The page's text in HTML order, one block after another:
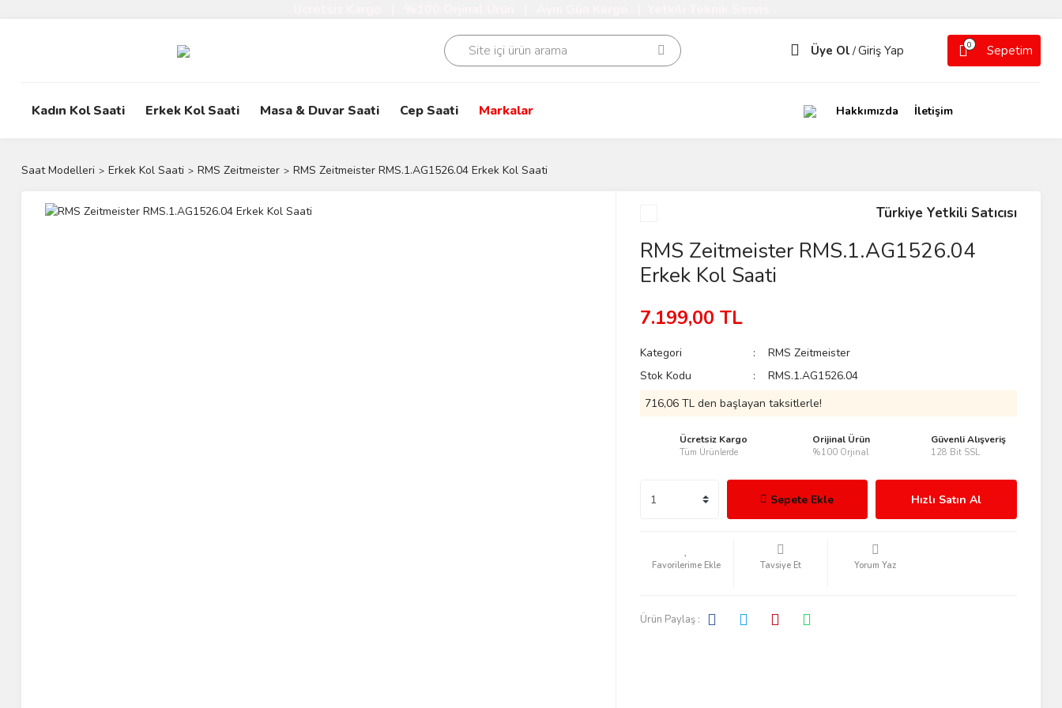
Üye Ol /Giriş Yap 0 Sepetim
Kadın Kol Saati Erkek Kol Saati Masa & Duvar Saati Cep Saati Markalar Hakkımızda İletişim
Saat Modelleri Erkek Kol Saati RMS Zeitmeister RMS Zeitmeister RMS.1.AG1526.04 Erkek Kol Saati
Türkiye Yetkili Satıcısı
RMS Zeitmeister RMS.1.AG1526.04
Erkek Kol Saati
7.199,00 TL
Kategori
RMS Zeitmeister
Stok Kodu
RMS.1.AG1526.04
716,06 TL den başlayan taksitlerle!
Ücretsiz Kargo
Tüm Ürünlerde
Orijinal Ürün
%100 Orjinal
Güvenli Alışveriş
128 Bit SSL
Sepete Ekle Hızlı Satın Al
Tavsiye Et Yorum Yaz
Ürün Paylaş :